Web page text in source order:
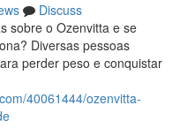
Discuss
sobre o Ozenvitta e se
Diversas pessoas
perder peso e conquistar
40061444/ozenvitta-